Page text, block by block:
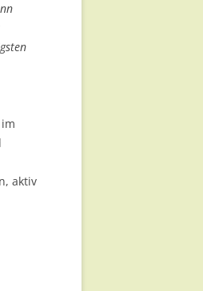
aktiv